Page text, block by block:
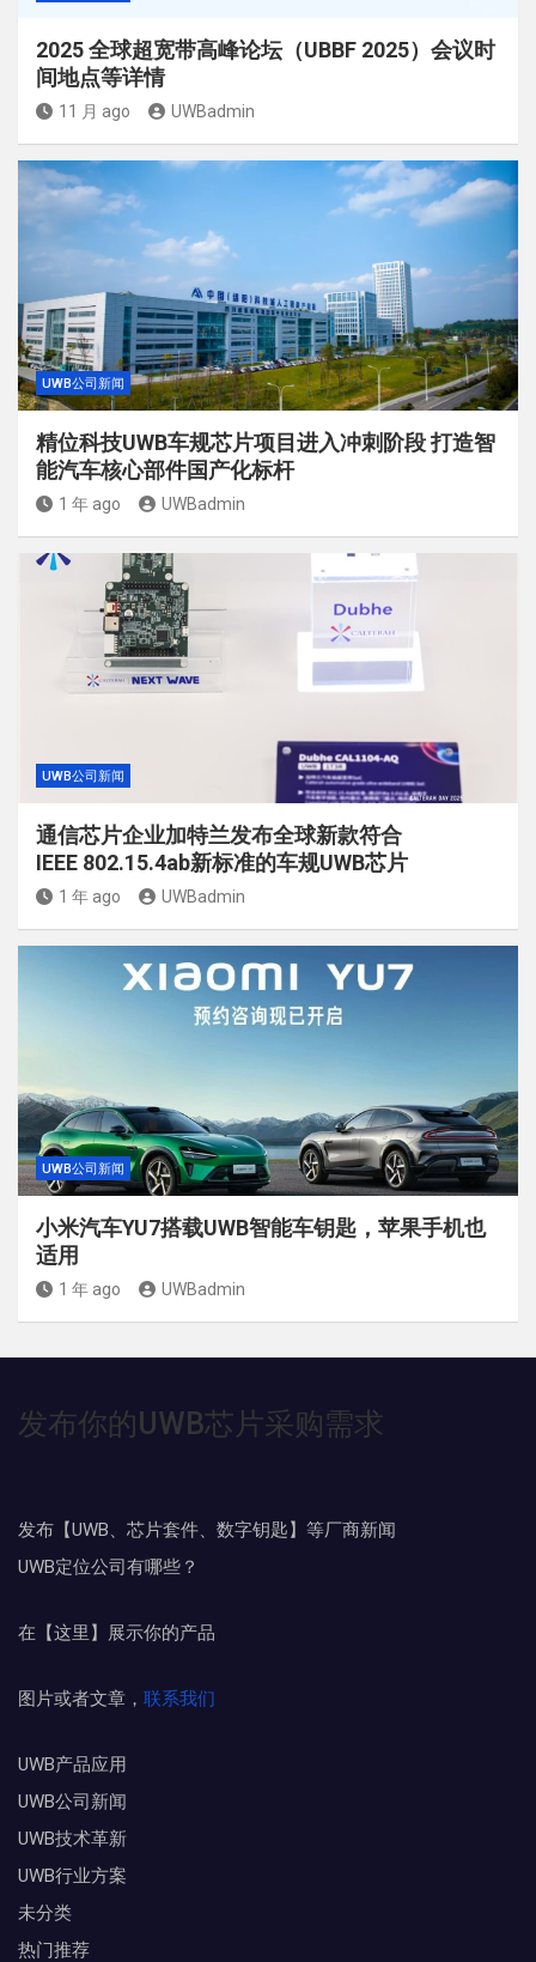
2025 全球超宽带高峰论坛（UBBF 2025）会议时
间地点等详情
11 月 ago UWBadmin
UWB公司新闻
精位科技UWB车规芯片项目进入冲刺阶段 打造智
能汽车核心部件国产化标杆
1 年 ago UWBadmin
UWB公司新闻
通信芯片企业加特兰发布全球新款符合
IEEE 802.15.4ab新标准的车规UWB芯片
1 年 ago UWBadmin
UWB公司新闻
小米汽车YU7搭载UWB智能车钥匙，苹果手机也
适用
1 年 ago UWBadmin
发布你的UWB芯片采购需求
发布【UWB、芯片套件、数字钥匙】等厂商新闻
UWB定位公司有哪些？
在【这里】展示你的产品
图片或者文章， 联系我们
UWB产品应用
UWB公司新闻
UWB技术革新
UWB行业方案
未分类
热门推荐